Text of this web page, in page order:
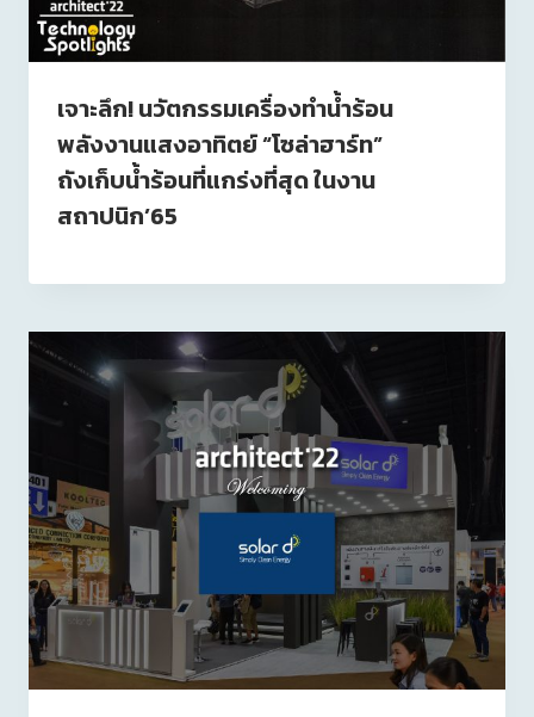
เจาะลึก! นวัตกรรมเครื่องทำน้ำร้อน
พลังงานแสงอาทิตย์ “โซล่าฮาร์ท”
ถังเก็บน้ำร้อนที่แกร่งที่สุด ในงาน
สถาปนิก’65